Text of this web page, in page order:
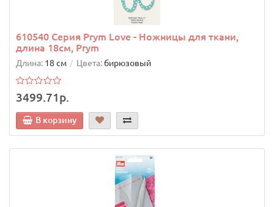
610540 Серия Prym Love - Ножницы для ткани,
длина 18см, Prym
Длина: 18 см Цвета: бирюзовый
3499.71р.
В корзину